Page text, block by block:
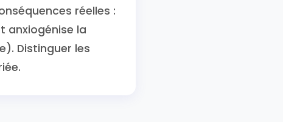
réelles :
anxiogénise la
Distinguer les